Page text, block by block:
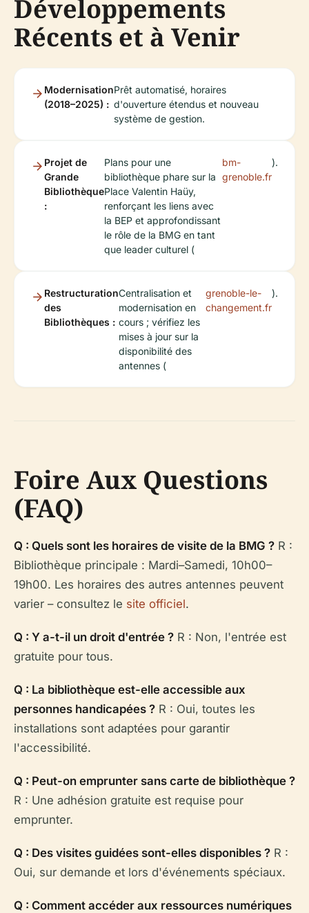
Développements
Récents et à Venir
Modernisation
(2018–2025) :
Prêt automatisé, horaires
d'ouverture étendus et nouveau
système de gestion.
Projet de
Grande
Bibliothèque
:
Plans pour une
bibliothèque phare sur la
Place Valentin Haüy,
renforçant les liens avec
la BEP et approfondissant
le rôle de la BMG en tant
que leader culturel (
bm-
grenoble.fr
).
Restructuration
des
Bibliothèques :
Centralisation et
modernisation en
cours ; vérifiez les
mises à jour sur la
disponibilité des
antennes (
grenoble-le-
changement.fr
).
Foire Aux Questions
(FAQ)
Q : Quels sont les horaires de visite de la BMG ? R :
Bibliothèque principale : Mardi–Samedi, 10h00–
19h00. Les horaires des autres antennes peuvent
varier – consultez le site officiel.
Q : Y a-t-il un droit d'entrée ? R : Non, l'entrée est
gratuite pour tous.
Q : La bibliothèque est-elle accessible aux
personnes handicapées ? R : Oui, toutes les
installations sont adaptées pour garantir
l'accessibilité.
Q : Peut-on emprunter sans carte de bibliothèque ?
R : Une adhésion gratuite est requise pour
emprunter.
Q : Des visites guidées sont-elles disponibles ? R :
Oui, sur demande et lors d'événements spéciaux.
Q : Comment accéder aux ressources numériques